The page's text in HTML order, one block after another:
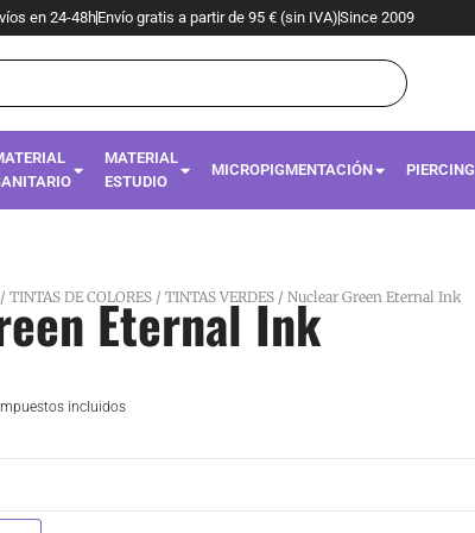
en 24-48hEnvío gratis a partir de 95 € (sin IVA)Since 2009
MATERIAL
ESTUDIO
MICROPIGMENTACIÓN PIERCING
TINTAS DE COLORES/ TINTAS VERDES/ Nuclear Green Eternal Ink
Eternal Ink
Impuestos incluidos